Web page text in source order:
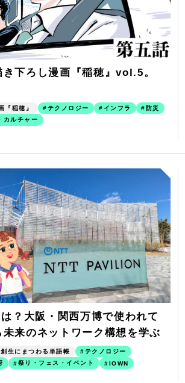
き下ろし漫画『稲穂』vol.5。
『稲穂』 テクノロジー インフラ
防災
カルチャー
は？大阪・関西万博で使われて
未来のネットワーク構想を学ぶ
生にまつわる単語帳
テクノロジー
祭り・フェス・イベント IOWN